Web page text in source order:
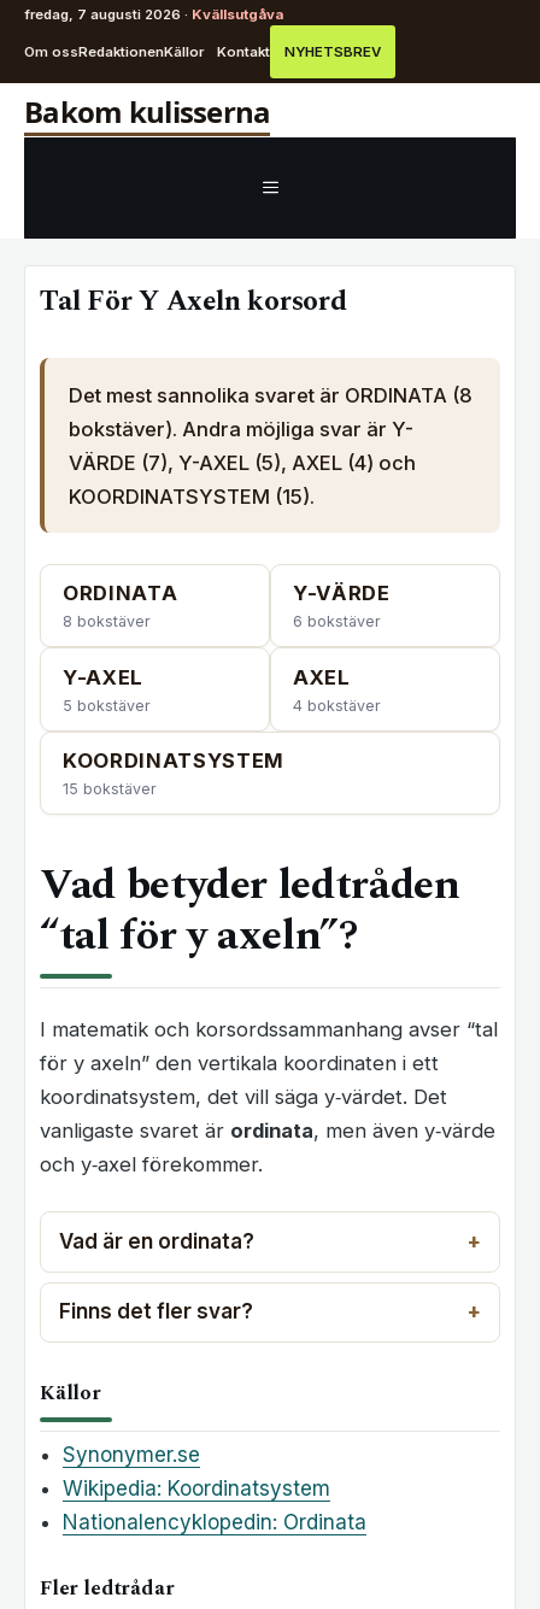
fredag, 7 augusti 2026 · Kvällsutgåva
Om ossRedaktionenKällor Kontakt NYHETSBREV
HoppaBakom kulisserna
MENY
Tal För Y Axeln korsord
Det mest sannolika svaret är ORDINATA (8
bokstäver). Andra möjliga svar är Y-
VÄRDE (7), Y-AXEL (5), AXEL (4) och
KOORDINATSYSTEM (15).
ORDINATA
8 bokstäver
Y-VÄRDE
6 bokstäver
Y-AXEL
5 bokstäver
AXEL
4 bokstäver
KOORDINATSYSTEM
15 bokstäver
Vad betyder ledtråden
“tal för y axeln”?
I matematik och korsordssammanhang avser “tal
för y axeln” den vertikala koordinaten i ett
koordinatsystem, det vill säga y‑värdet. Det
vanligaste svaret är ordinata, men även y‑värde
och y‑axel förekommer.
Vad är en ordinata?
Finns det fler svar?
Källor
Synonymer.se
Wikipedia: Koordinatsystem
Nationalencyklopedin: Ordinata
Fler ledtrådar